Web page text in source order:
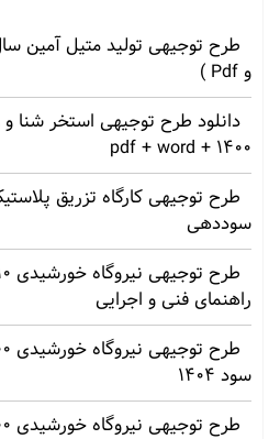
و Pdf )
دانلود طرح توجیهی استخر
1400 + pdf + word
طرح توجیهی کارگاه تزریق
سوددهی
راهنمای فنی و اجرایی
سود 1404